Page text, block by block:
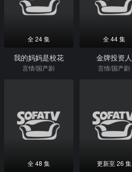
全 24 集
我的妈妈是校花
言情/国产剧
全 44 集
金牌投资人
言情/国产剧
全 48 集 更新至 26 集